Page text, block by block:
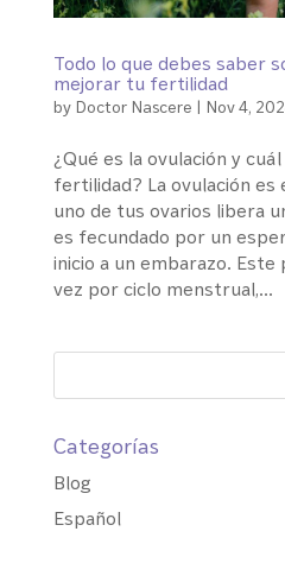
Todo lo que debes saber
mejorar tu fertilidad
by Doctor Nascere | Nov 4,
¿Qué es la ovulación y
fertilidad? La ovulación es
uno de tus ovarios libera
es fecundado por un
inicio a un embarazo.
vez por ciclo menstrual,...
Categorías
Blog
Español